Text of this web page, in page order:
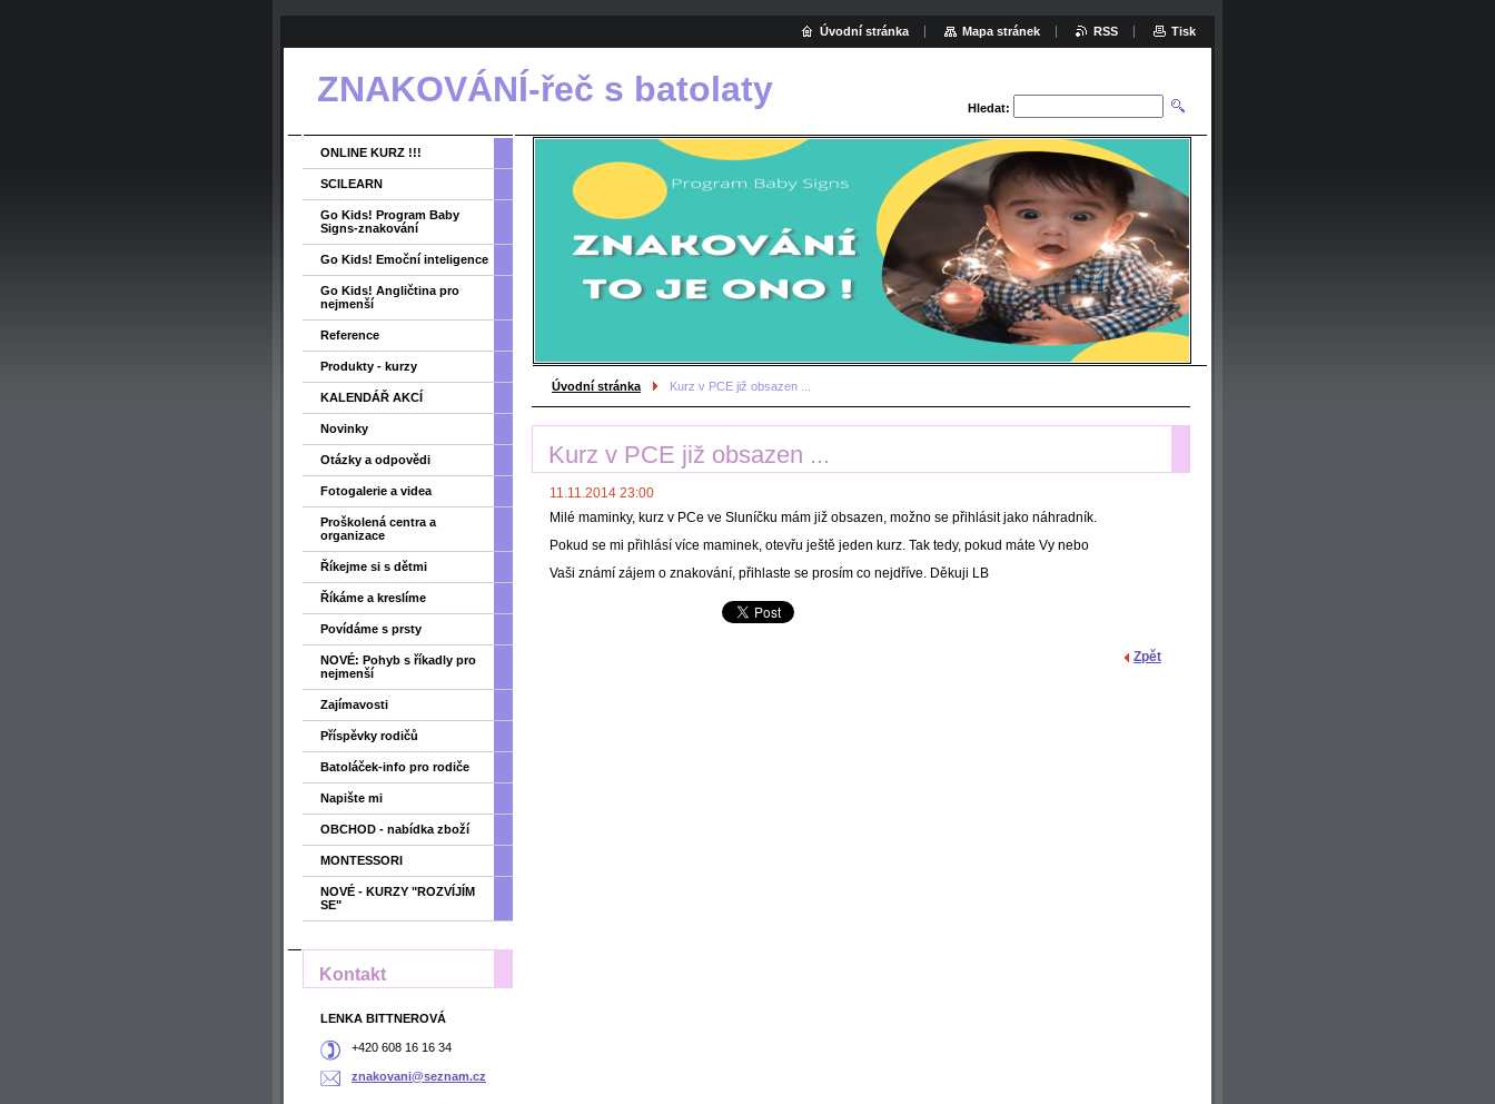
ZNAKOVÁNÍ-řeč s batolaty Hledat:
Úvodní stránka Kurz v PCE již obsazen ...
Kurz v PCE již obsazen ...
11.11.2014 23:00
Milé maminky, kurz v PCe ve Sluníčku mám již obsazen, možno se přihlásit jako náhradník.
Pokud se mi přihlásí více maminek, otevřu ještě jeden kurz. Tak tedy, pokud máte Vy nebo
Vaši známí zájem o znakování, přihlaste se prosím co nejdříve. Děkuji LB
Zpět
ONLINE KURZ !!!
SCILEARN
Go Kids! Program Baby
Signs-znakování
Go Kids! Emoční inteligence
Go Kids! Angličtina pro
nejmenší
Reference
Produkty - kurzy
KALENDÁŘ AKCÍ
Novinky
Otázky a odpovědi
Fotogalerie a videa
Proškolená centra a
organizace
Říkejme si s dětmi
Říkáme a kreslíme
Povídáme s prsty
NOVÉ: Pohyb s říkadly pro
nejmenší
Zajímavosti
Příspěvky rodičů
Batoláček-info pro rodiče
Napište mi
OBCHOD - nabídka zboží
MONTESSORI
NOVÉ - KURZY "ROZVÍJÍM
SE"
Kontakt
LENKA BITTNEROVÁ
+420 608 16 16 34
znakovani@seznam.cz
Úvodní stránka Mapa stránek RSS Tisk